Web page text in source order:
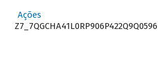
Ações
Z7_7QGCHA41L0RP906P422Q9Q0596